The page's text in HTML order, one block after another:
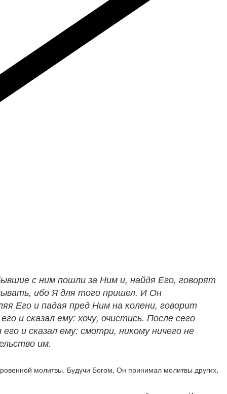
с ним пошли за Ним и, найдя Его, говорят
ибо Я для того пришел. И Он
Его и падая пред Ним на колени, говорит
и сказал ему: хочу, очистись. После сего
и сказал ему: смотри, никому ничего не
им.
молитвы. Будучи Богом, Он принимал молитвы других,